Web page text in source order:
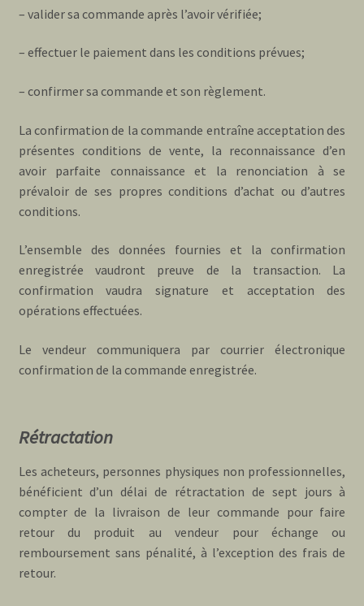
– valider sa commande après l’avoir vérifiée;
– effectuer le paiement dans les conditions prévues;
– confirmer sa commande et son règlement.
La confirmation de la commande entraîne acceptation des
présentes conditions de vente, la reconnaissance d’en
avoir parfaite connaissance et la renonciation à se
prévaloir de ses propres conditions d’achat ou d’autres
conditions.
L’ensemble des données fournies et la confirmation
enregistrée vaudront preuve de la transaction. La
confirmation vaudra signature et acceptation des
opérations effectuées.
Le vendeur communiquera par courrier électronique
confirmation de la commande enregistrée.
Rétractation
Les acheteurs, personnes physiques non professionnelles,
bénéficient d’un délai de rétractation de sept jours à
compter de la livraison de leur commande pour faire
retour du produit au vendeur pour échange ou
remboursement sans pénalité, à l’exception des frais de
retour.